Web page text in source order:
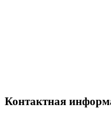
Контактная